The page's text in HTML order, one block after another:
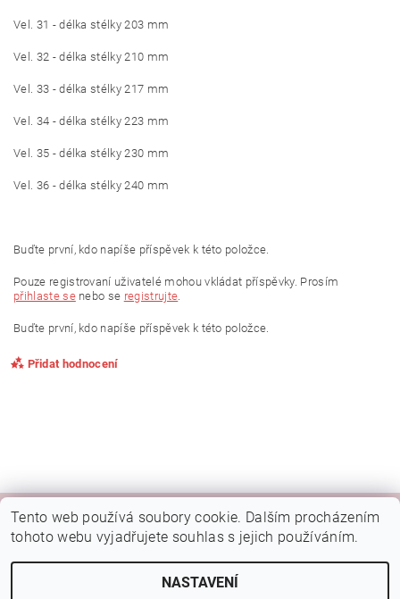
Vel. 31 - délka stélky 203 mm
Vel. 32 - délka stélky 210 mm
Vel. 33 - délka stélky 217 mm
Vel. 34 - délka stélky 223 mm
Vel. 35 - délka stélky 230 mm
Vel. 36 - délka stélky 240 mm
Buďte první, kdo napíše příspěvek k této položce.
Pouze registrovaní uživatelé mohou vkládat příspěvky. Prosím
přihlaste senebo se registrujte.
Buďte první, kdo napíše příspěvek k této položce.
Přidat hodnocení
Kamenná prodejna Brno | Rady a tipy | Google mapa | Fotky prodejny
Náš FB
Tento web používá soubory cookie. Dalším procházením
tohoto webu vyjadřujete souhlas s jejich používáním.
NASTAVENÍ